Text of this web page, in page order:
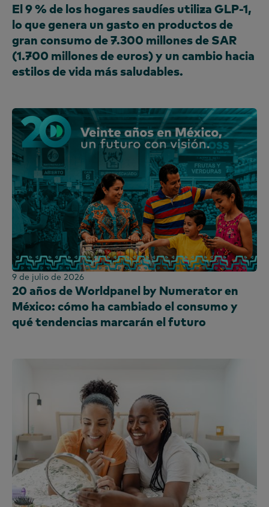
El 9 % de los hogares saudíes utiliza GLP-1,
lo que genera un gasto en productos de
gran consumo de 7.300 millones de SAR
(1.700 millones de euros) y un cambio hacia
estilos de vida más saludables.
9 de julio de 2026
20 años de Worldpanel by Numerator en
México: cómo ha cambiado el consumo y
qué tendencias marcarán el futuro